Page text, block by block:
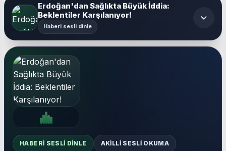
Erdoğan'dan Sağlıkta Büyük İddia:
Beklentiler Karşılanıyor!
Haberi sesli dinle
HABERI SESLI DINLE AKILLI SESLI OKUMA